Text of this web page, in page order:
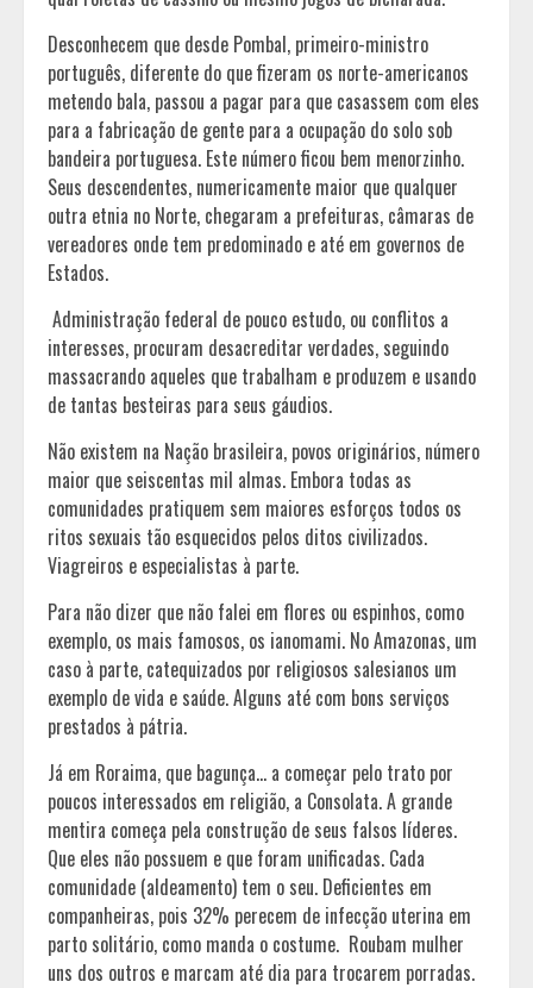
Desconhecem que desde Pombal, primeiro-ministro
português, diferente do que fizeram os norte-americanos
metendo bala, passou a pagar para que casassem com eles
para a fabricação de gente para a ocupação do solo sob
bandeira portuguesa. Este número ficou bem menorzinho.
Seus descendentes, numericamente maior que qualquer
outra etnia no Norte, chegaram a prefeituras, câmaras de
vereadores onde tem predominado e até em governos de
Estados.
Administração federal de pouco estudo, ou conflitos a
interesses, procuram desacreditar verdades, seguindo
massacrando aqueles que trabalham e produzem e usando
de tantas besteiras para seus gáudios.
Não existem na Nação brasileira, povos originários, número
maior que seiscentas mil almas. Embora todas as
comunidades pratiquem sem maiores esforços todos os
ritos sexuais tão esquecidos pelos ditos civilizados.
Viagreiros e especialistas à parte.
Para não dizer que não falei em flores ou espinhos, como
exemplo, os mais famosos, os ianomami. No Amazonas, um
caso à parte, catequizados por religiosos salesianos um
exemplo de vida e saúde. Alguns até com bons serviços
prestados à pátria.
Já em Roraima, que bagunça… a começar pelo trato por
poucos interessados em religião, a Consolata. A grande
mentira começa pela construção de seus falsos líderes.
Que eles não possuem e que foram unificadas. Cada
comunidade (aldeamento) tem o seu. Deficientes em
companheiras, pois 32% perecem de infecção uterina em
parto solitário, como manda o costume. Roubam mulher
uns dos outros e marcam até dia para trocarem porradas.